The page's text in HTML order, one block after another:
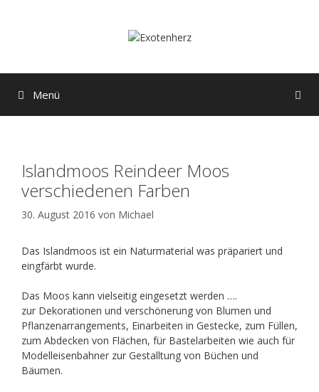
Menü
Islandmoos Reindeer Moos
verschiedenen Farben
30. August 2016 von Michael
Das Islandmoos ist ein Naturmaterial was präpariert und
eingfärbt wurde.
Das Moos kann vielseitig eingesetzt werden ….
zur Dekorationen und verschönerung von Blumen und
Pflanzenarrangements, Einarbeiten in Gestecke, zum Füllen,
zum Abdecken von Flächen, für Bastelarbeiten wie auch für
Modelleisenbahner zur Gestalltung von Büchen und
Bäumen.